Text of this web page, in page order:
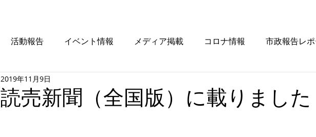
活動報告 イベント情報 メディア掲載 コロナ情報 市政報告レ
読売新聞（全国版）に載りました
2019年11月9日